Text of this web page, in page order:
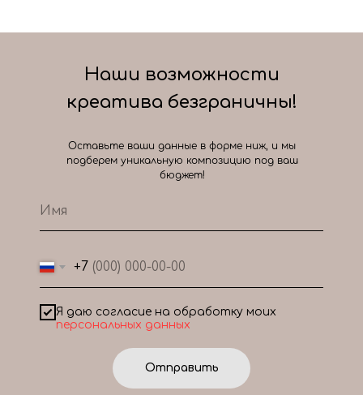
+7
Я даю согласие на обработку моих
персональных данных
Отправить
Наши возможности
креатива безграничны!
Оставьте ваши данные в форме ниж, и мы
подберем уникальную композицию под ваш
бюджет!